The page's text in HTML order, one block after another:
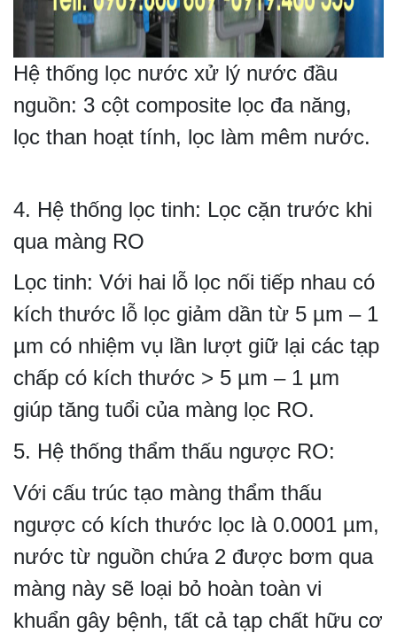
Hệ thống lọc nước xử lý nước đầu
nguồn: 3 cột composite lọc đa năng,
lọc than hoạt tính, lọc làm mêm nước.
4. Hệ thống lọc tinh: Lọc cặn trước khi
qua màng RO
Lọc tinh: Với hai lỗ lọc nối tiếp nhau có
kích thước lỗ lọc giảm dần từ 5 µm – 1
µm có nhiệm vụ lần lượt giữ lại các tạp
chấp có kích thước > 5 µm – 1 µm
giúp tăng tuổi của màng lọc RO.
5. Hệ thống thẩm thấu ngược RO:
Với cấu trúc tạo màng thẩm thấu
ngược có kích thước lọc là 0.0001 µm,
nước từ nguồn chứa 2 được bơm qua
màng này sẽ loại bỏ hoàn toàn vi
khuẩn gây bệnh, tất cả tạp chất hữu cơ